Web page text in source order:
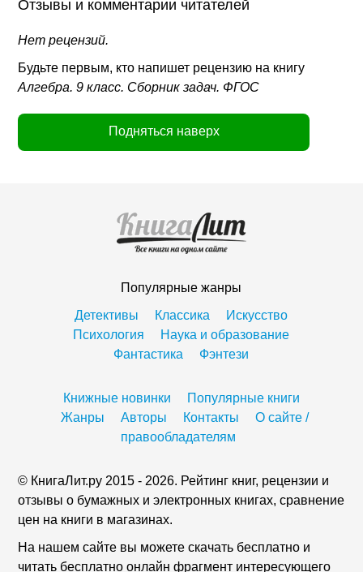
Отзывы и комментарии читателей
Нет рецензий.
Будьте первым, кто напишет рецензию на книгу
Алгебра. 9 класс. Сборник задач. ФГОС
Подняться наверх
Популярные жанры
Детективы
Классика
Искусство
Психология
Наука и образование
Фантастика
Фэнтези
Книжные новинки
Популярные книги
Жанры
Авторы Контакты
О сайте /
правообладателям
© КнигаЛит.ру 2015 - 2026. Рейтинг книг, рецензии и
отзывы о бумажных и электронных книгах, сравнение
цен на книги в магазинах.
На нашем сайте вы можете скачать бесплатно и
читать бесплатно онлайн фрагмент интересующего